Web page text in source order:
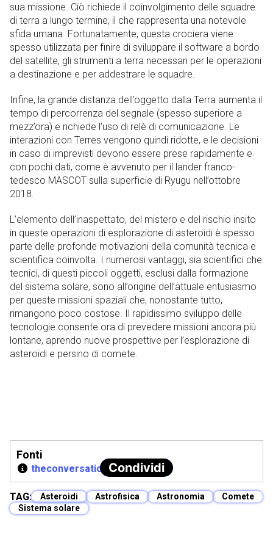
sua missione. Ciò richiede il coinvolgimento delle squadre
di terra a lungo termine, il che rappresenta una notevole
sfida umana. Fortunatamente, questa crociera viene
spesso utilizzata per finire di sviluppare il software a bordo
del satellite, gli strumenti a terra necessari per le operazioni
a destinazione e per addestrare le squadre.
Infine, la grande distanza dell’oggetto dalla Terra aumenta il
tempo di percorrenza del segnale (spesso superiore a
mezz’ora) e richiede l’uso di relè di comunicazione. Le
interazioni con Terres vengono quindi ridotte, e le decisioni
in caso di imprevisti devono essere prese rapidamente e
con pochi dati, come è avvenuto per il lander franco-
tedesco MASCOT sulla superficie di Ryugu nell’ottobre
2018.
L’elemento dell’inaspettato, del mistero e del rischio insito
in queste operazioni di esplorazione di asteroidi è spesso
parte delle profonde motivazioni della comunità tecnica e
scientifica coinvolta. I numerosi vantaggi, sia scientifici che
tecnici, di questi piccoli oggetti, esclusi dalla formazione
del sistema solare, sono all’origine dell’attuale entusiasmo
per queste missioni spaziali che, nonostante tutto,
rimangono poco costose. Il rapidissimo sviluppo delle
tecnologie consente ora di prevedere missioni ancora più
lontane, aprendo nuove prospettive per l’esplorazione di
asteroidi e persino di comete.
Fonti
theconversation
TAG: Asteroidi Astrofisica Astronomia
Comete
Sistema solare
Condividi